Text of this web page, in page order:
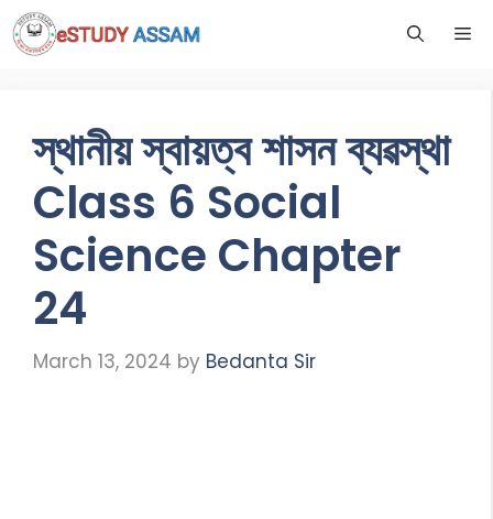
স্থানীয় স্বায়ত্ব শাসন ব্যৱস্থা
Class 6 Social
Science Chapter
24
March 13, 2024 by Bedanta Sir